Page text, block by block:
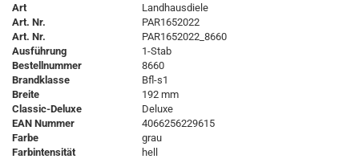
Art
Landhausdiele
Art. Nr.
PAR1652022
Art. Nr.
PAR1652022_8660
Ausführung
1-Stab
Bestellnummer
8660
Brandklasse
Bfl-s1
Breite
192 mm
Classic-Deluxe
Deluxe
EAN Nummer
4066256229615
Farbe
grau
Farbintensität
hell